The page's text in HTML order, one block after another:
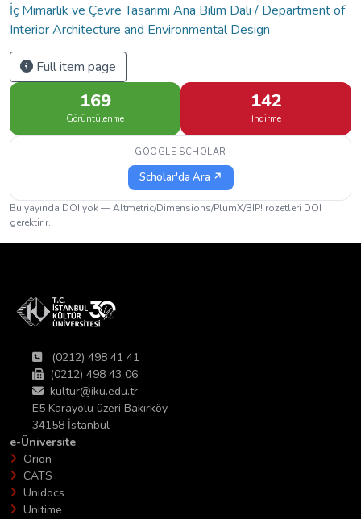
İç Mimarlık ve Çevre Tasarımı Ana Bilim Dalı / Department of
Interior Architecture and Environmental Design
Full item page
169
Görüntülenme
142
İndirme
GOOGLE SCHOLAR
Scholar'da Ara ↗
Bu yayında DOI yok — Altmetric/Dimensions/PlumX/BIP! rozetleri DOI
gerektirir.
(0212) 498 41 41
(0212) 498 43 06
kultur@iku.edu.tr
E5 Karayolu üzeri Bakırköy
34158 İstanbul
e-Üniversite
Orion
CATS
Unidocs
Unitime